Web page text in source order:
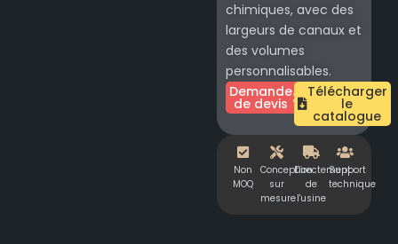
chimiques, avec des
largeurs de canaux et
des volumes
personnalisables.
Demande
de devis
Télécharger
le
catalogue
Non
MOQ
Conception
sur
mesure
Directement
de
l'usine
Support
technique